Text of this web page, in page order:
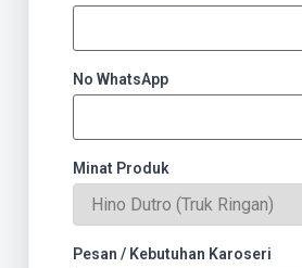
No WhatsApp
Minat Produk
Pesan / Kebutuhan Karoseri